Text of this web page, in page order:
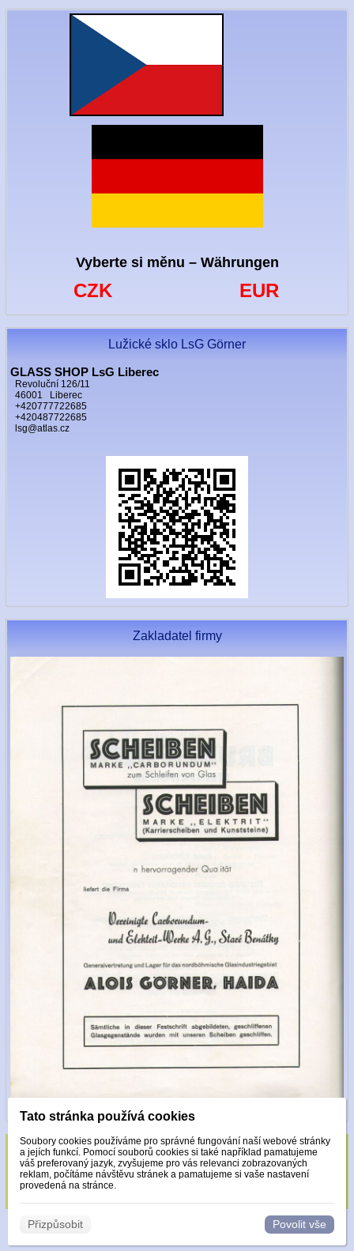
Vyberte si měnu – Währungen
CZK EUR
Lužické sklo LsG Görner
GLASS SHOP LsG Liberec
Revoluční 126/11
46001 Liberec
+420777722685
+420487722685
lsg@atlas.cz
Zakladatel firmy
Sklo zdobeno pouze krystaly Made with
Swarovski.
© 2026 WEXBO | www.wexbo.com
Tato stránka používá cookies
Soubory cookies používáme pro správné fungování naší webové stránky
a jejích funkcí. Pomocí souborů cookies si také například pamatujeme
váš preferovaný jazyk, zvyšujeme pro vás relevanci zobrazovaných
reklam, počítáme návštěvu stránek a pamatujeme si vaše nastavení
provedená na stránce.
Přizpůsobit Povolit vše